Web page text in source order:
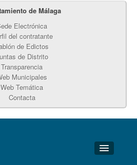
de Málaga
Electrónica
del contratante
de Edictos
de Distrito
Transparencia
Municipales
Web Temática
Contacta